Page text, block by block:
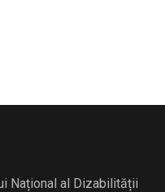
Național al Dizabilității